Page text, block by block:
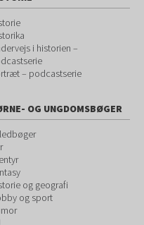
i historien –
– podcastserie
OG UNGDOMSBØGER
og geografi
og sport